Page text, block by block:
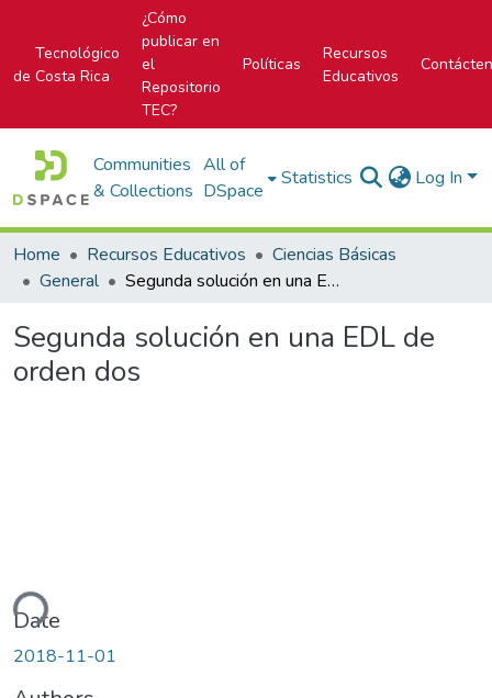
Tecnológico
de Costa Rica
¿Cómo
publicar en
el
Repositorio
TEC?
Políticas
Recursos
Educativos
Communities
& Collections
All of
DSpace
Statistics Log In
Home Recursos Educativos
Ciencias Básicas
General
Segunda solución en una EDL de orden dos
Segunda solución en una EDL de
orden dos
Date
2018-11-01